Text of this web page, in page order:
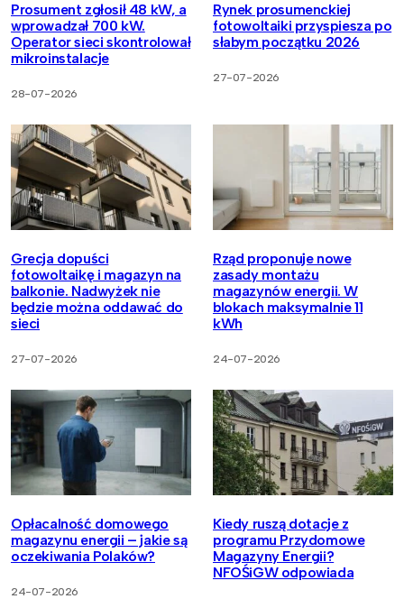
Prosument zgłosił 48 kW, a
wprowadzał 700 kW.
Operator sieci skontrolował
mikroinstalacje
28-07-2026
Rynek prosumenckiej
fotowoltaiki przyspiesza po
słabym początku 2026
27-07-2026
Grecja dopuści
fotowoltaikę i magazyn na
balkonie. Nadwyżek nie
będzie można oddawać do
sieci
27-07-2026
Rząd proponuje nowe
zasady montażu
magazynów energii. W
blokach maksymalnie 11
kWh
24-07-2026
Opłacalność domowego
magazynu energii – jakie są
oczekiwania Polaków?
24-07-2026
Kiedy ruszą dotacje z
programu Przydomowe
Magazyny Energii?
NFOŚiGW odpowiada